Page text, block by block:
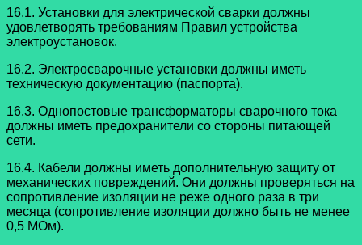
16.1. Установки для электрической сварки должны
удовлетворять требованиям Правил устройства
электроустановок.
16.2. Электросварочные установки должны иметь
техническую документацию (паспорта).
16.3. Однопостовые трансформаторы сварочного тока
должны иметь предохранители со стороны питающей
сети.
16.4. Кабели должны иметь дополнительную защиту от
механических повреждений. Они должны проверяться на
сопротивление изоляции не реже одного раза в три
месяца (сопротивление изоляции должно быть не менее
0,5 МОм).